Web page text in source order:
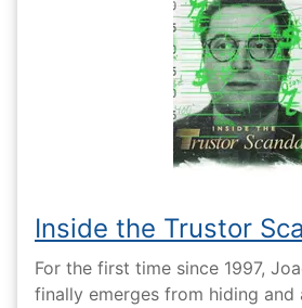
Inside the Trustor
For the first time since 1997,
finally emerges from hiding and